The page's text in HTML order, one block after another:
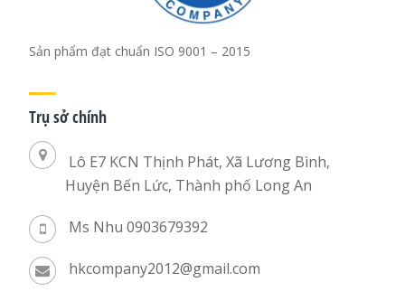
Sản phẩm đạt chuẩn ISO 9001 – 2015
Trụ sở chính
Lô E7 KCN Thịnh Phát, Xã Lương Bình,
Huyện Bến Lức, Thành phố Long An
Ms Nhu 0903679392
hkcompany2012@gmail.com